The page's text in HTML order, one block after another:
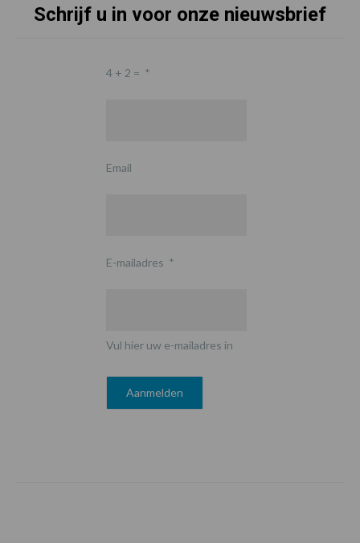
Schrijf u in voor onze nieuwsbrief
4 + 2 = *
Email
E-mailadres *
Vul hier uw e-mailadres in